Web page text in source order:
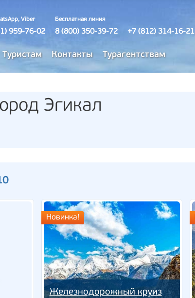
Viber
959-76-02
Бесплатная линия
8 (800) 350-39-72 +7 (812) 314-16-21
Туристам Контакты Турагентствам
Эгикал
Железнодорожный круиз
Новинка!